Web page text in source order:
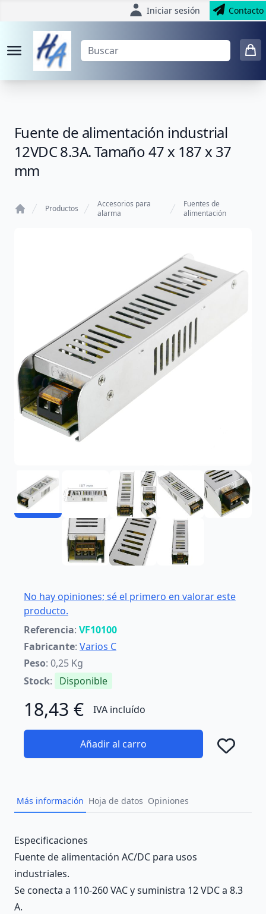
Iniciar sesión Contacto
Fuente de alimentación industrial
12VDC 8.3A. Tamaño 47 x 187 x 37
mm
Productos
Accesorios para
alarma
Fuentes de
alimentación
No hay opiniones; sé el primero en valorar este
producto.
Referencia: VF10100
Fabricante: Varios C
Peso: 0,25 Kg
Stock: Disponible
18,43 € IVA incluído
Añadir al carro
Más información Hoja de datos Opiniones
Description
Especificaciones
Fuente de alimentación AC/DC para usos
industriales.
Se conecta a 110-260 VAC y suministra 12 VDC a 8.3
A.